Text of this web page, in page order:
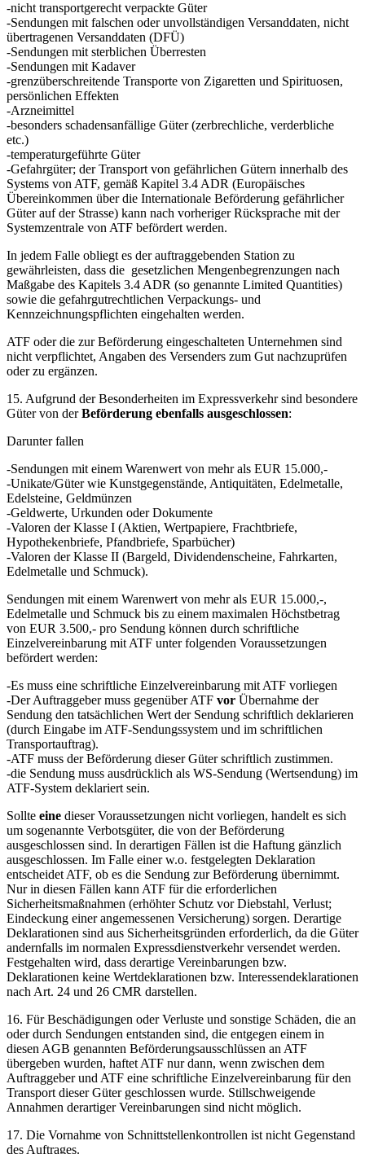
-nicht transportgerecht verpackte Güter
-Sendungen mit falschen oder unvollständigen Versanddaten, nicht
übertragenen Versanddaten (DFÜ)
-Sendungen mit sterblichen Überresten
-Sendungen mit Kadaver
-grenzüberschreitende Transporte von Zigaretten und Spirituosen,
persönlichen Effekten
-Arzneimittel
-besonders schadensanfällige Güter (zerbrechliche, verderbliche
etc.)
-temperaturgeführte Güter
-Gefahrgüter; der Transport von gefährlichen Gütern innerhalb des
Systems von ATF, gemäß Kapitel 3.4 ADR (Europäisches
Übereinkommen über die Internationale Beförderung gefährlicher
Güter auf der Strasse) kann nach vorheriger Rücksprache mit der
Systemzentrale von ATF befördert werden.
In jedem Falle obliegt es der auftraggebenden Station zu
gewährleisten, dass die gesetzlichen Mengenbegrenzungen nach
Maßgabe des Kapitels 3.4 ADR (so genannte Limited Quantities)
sowie die gefahrgutrechtlichen Verpackungs- und
Kennzeichnungspflichten eingehalten werden.
ATF oder die zur Beförderung eingeschalteten Unternehmen sind
nicht verpflichtet, Angaben des Versenders zum Gut nachzuprüfen
oder zu ergänzen.
15. Aufgrund der Besonderheiten im Expressverkehr sind besondere
Güter von derBeförderung ebenfalls ausgeschlossen:
Darunter fallen
-Sendungen mit einem Warenwert von mehr als EUR 15.000,-
-Unikate/Güter wie Kunstgegenstände, Antiquitäten, Edelmetalle,
Edelsteine, Geldmünzen
-Geldwerte, Urkunden oder Dokumente
-Valoren der Klasse I (Aktien, Wertpapiere, Frachtbriefe,
Hypothekenbriefe, Pfandbriefe, Sparbücher)
-Valoren der Klasse II (Bargeld, Dividendenscheine, Fahrkarten,
Edelmetalle und Schmuck).
Sendungen mit einem Warenwert von mehr als EUR 15.000,-,
Edelmetalle und Schmuck bis zu einem maximalen Höchstbetrag
von EUR 3.500,- pro Sendung können durch schriftliche
Einzelvereinbarung mit ATF unter folgenden Voraussetzungen
befördert werden:
-Es muss eine schriftliche Einzelvereinbarung mit ATF vorliegen
-Der Auftraggeber muss gegenüber ATF vor Übernahme der
Sendung den tatsächlichen Wert der Sendung schriftlich deklarieren
(durch Eingabe im ATF-Sendungssystem und im schriftlichen
Transportauftrag).
-ATF muss der Beförderung dieser Güter schriftlich zustimmen.
-die Sendung muss ausdrücklich als WS-Sendung (Wertsendung) im
ATF-System deklariert sein.
Sollte eine dieser Voraussetzungen nicht vorliegen, handelt es sich
um sogenannte Verbotsgüter, die von der Beförderung
ausgeschlossen sind. In derartigen Fällen ist die Haftung gänzlich
ausgeschlossen. Im Falle einer w.o. festgelegten Deklaration
entscheidet ATF, ob es die Sendung zur Beförderung übernimmt.
Nur in diesen Fällen kann ATF für die erforderlichen
Sicherheitsmaßnahmen (erhöhter Schutz vor Diebstahl, Verlust;
Eindeckung einer angemessenen Versicherung) sorgen. Derartige
Deklarationen sind aus Sicherheitsgründen erforderlich, da die Güter
andernfalls im normalen Expressdienstverkehr versendet werden.
Festgehalten wird, dass derartige Vereinbarungen bzw.
Deklarationen keine Wertdeklarationen bzw. Interessendeklarationen
nach Art. 24 und 26 CMR darstellen.
16. Für Beschädigungen oder Verluste und sonstige Schäden, die an
oder durch Sendungen entstanden sind, die entgegen einem in
diesen AGB genannten Beförderungsausschlüssen an ATF
übergeben wurden, haftet ATF nur dann, wenn zwischen dem
Auftraggeber und ATF eine schriftliche Einzelvereinbarung für den
Transport dieser Güter geschlossen wurde. Stillschweigende
Annahmen derartiger Vereinbarungen sind nicht möglich.
17. Die Vornahme von Schnittstellenkontrollen ist nicht Gegenstand
des Auftrages.